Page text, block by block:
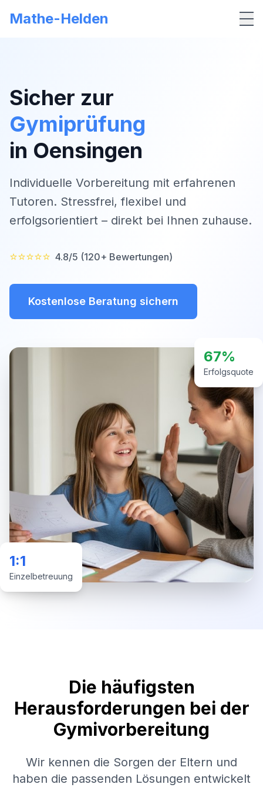
Mathe-Helden
Sicher zur
Gymiprüfung
in Oensingen
Individuelle Vorbereitung mit erfahrenen
Tutoren. Stressfrei, flexibel und
erfolgsorientiert – direkt bei Ihnen zuhause.
⭐⭐⭐⭐⭐ 4.8/5 (120+ Bewertungen)
Kostenlose Beratung sichern
67%
Erfolgsquote
1:1
Einzelbetreuung
Die häufigsten
Herausforderungen bei der
Gymivorbereitung
Wir kennen die Sorgen der Eltern und
haben die passenden Lösungen entwickelt